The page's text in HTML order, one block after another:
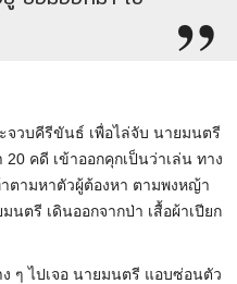
จวบคีรีขันธ์ เพื่อไล่จับ นายมนตรี
คดี เข้าออกคุกเป็นว่าเล่น ทาง
ตามหาตัวผู้ต้องหา ตามพงหญ้า
นตรี เดินออกจากป่า เสื้อผ้าเปียก
ง ๆ ไปเจอ นายมนตรี แอบซ่อนตัว